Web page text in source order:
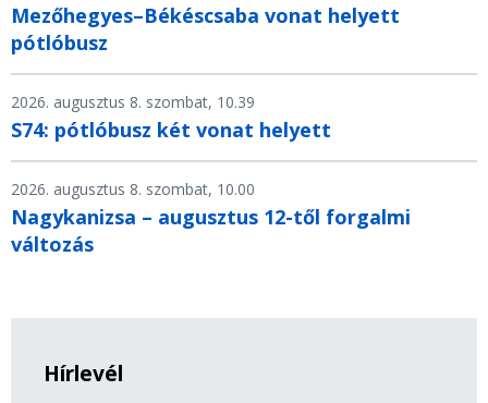
Mezőhegyes–Békéscsaba vonat helyett
pótlóbusz
2026. augusztus 8. szombat, 10.39
S74: pótlóbusz két vonat helyett
2026. augusztus 8. szombat, 10.00
Nagykanizsa – augusztus 12-től forgalmi
változás
Hírlevél